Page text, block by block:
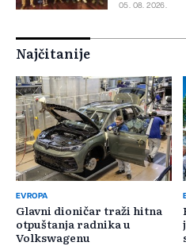
05. 08. 2026.
Najčitanije
EVROPA
Glavni dioničar traži hitna
otpuštanja radnika u
Volkswagenu